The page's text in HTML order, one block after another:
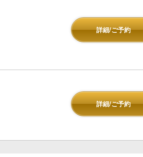
詳細/ご予約
詳細/ご予約